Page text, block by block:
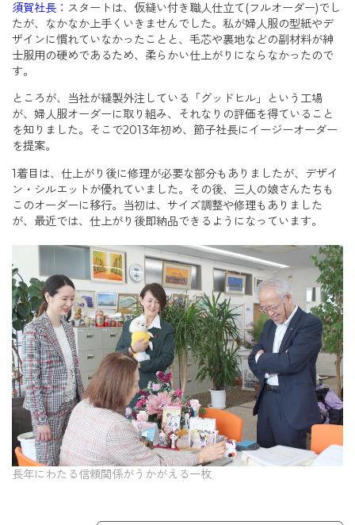
須賀社長： スタートは、仮縫い付き職人仕立て(フルオーダー)でし
たが、なかなか上手くいきませんでした。私が婦人服の型紙やデ
ザインに慣れていなかったことと、毛芯や裏地などの副材料が紳
士服用の硬めであるため、柔らかい仕上がりにならなかったので
す。
ところが、当社が縫製外注している「グッドヒル」という工場
が、婦人服オーダーに取り組み、それなりの評価を得ていること
を知りました。そこで2013年初め、節子社長にイージーオーダー
を提案。
1着目は、仕上がり後に修理が必要な部分もありましたが、デザイ
ン・シルエットが優れていました。その後、三人の娘さんたちも
このオーダーに移行。当初は、サイズ調整や修理もありました
が、最近では、仕上がり後即納品できるようになっています。
長年にわたる信頼関係がうかがえる一枚